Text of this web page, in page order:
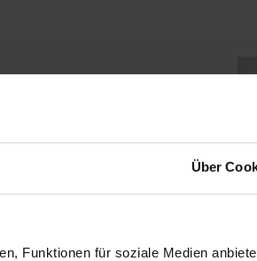
Über
Funktionen für soziale Medien